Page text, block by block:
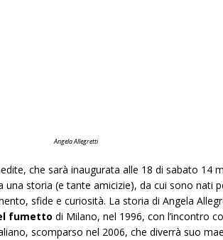
Angela Allegretti
che sarà inaugurata alle 18 di sabato 14
storia (e tante amicizie), da cui sono nati
sfide e curiosità. La storia di Angela
fumetto di Milano, nel 1996, con l’incontro
scomparso nel 2006, che diverrà suo